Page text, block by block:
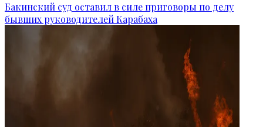
Бакинский суд оставил в силе приговоры по делу
бывших руководителей Карабаха